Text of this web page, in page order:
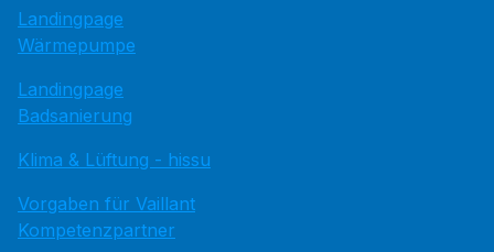
Landingpage
Wärmepumpe
Landingpage
Badsanierung
Klima & Lüftung - hissu
Vorgaben für Vaillant
Kompetenzpartner